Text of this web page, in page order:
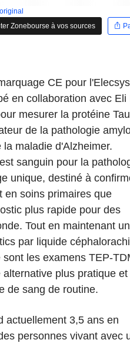
Zonebourse à vos sources
CE pour l'Elecsys
en collaboration avec Eli
mesurer la protéine Tau
de la pathologie
maladie d'Alzheimer.
sanguin pour la
unique, destiné à
en soins primaires que
plus rapide pour des
Tout en maintenant
par liquide
les examens TEP-
plus pratique et
de sang de routine.
actuellement 3,5 ans en
personnes vivant avec